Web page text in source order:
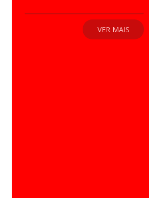
VER MAIS